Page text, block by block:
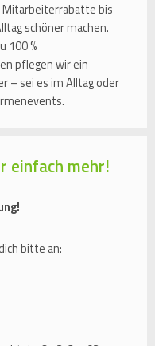
bis
schöner machen.
100 %
pflegen wir ein
– sei es im Alltag oder
einfach mehr!
bitte an: